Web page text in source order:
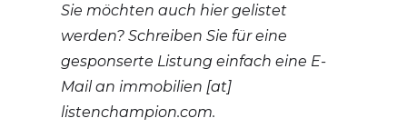
Sie möchten auch hier gelistet
werden? Schreiben Sie für eine
gesponserte Listung einfach eine E-
Mail an immobilien [at]
listenchampion.com.